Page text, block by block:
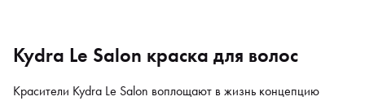
Kydra Le Salon краска для волос
Красители Kydra Le Salon воплощают в жизнь концепцию